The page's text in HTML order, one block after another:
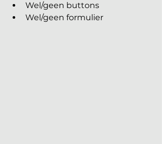
Wel/geen buttons
Wel/geen formulier